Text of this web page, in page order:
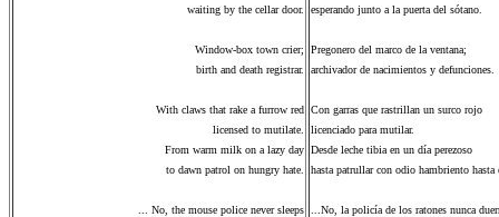
waiting by the cellar door.
Window-box town crier;
birth and death registrar.
With claws that rake a furrow red
licensed to mutilate.
From warm milk on a lazy day
to dawn patrol on hungry hate.
... No, the mouse police never sleeps
esperando junto a la puerta del sótano.
Pregonero del marco de la ventana;
archivador de nacimientos y defunciones.
Con garras que rastrillan un surco rojo
licenciado para mutilar.
Desde leche tibia en un día perezoso
hasta patrullar con odio hambriento hasta
...No, la policía de los ratones nunca